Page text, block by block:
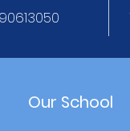
Our School